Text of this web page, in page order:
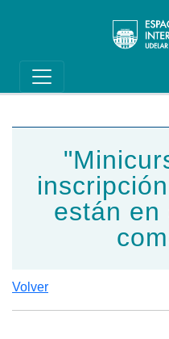
Main navigation
están en
Volver